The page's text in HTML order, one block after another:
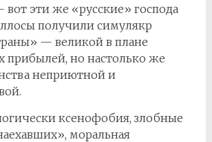
вот эти же «русские» господа
получили симулякр
— великой в плане
прибылей, но настолько же
неприютной и
ксенофобия, злобные
моральная